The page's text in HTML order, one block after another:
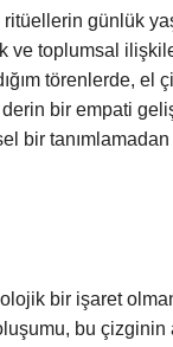
günlük
ve toplumsal
törenlerde, el
bir empati
bir tanımlamadan
bir işaret
bu çizginin